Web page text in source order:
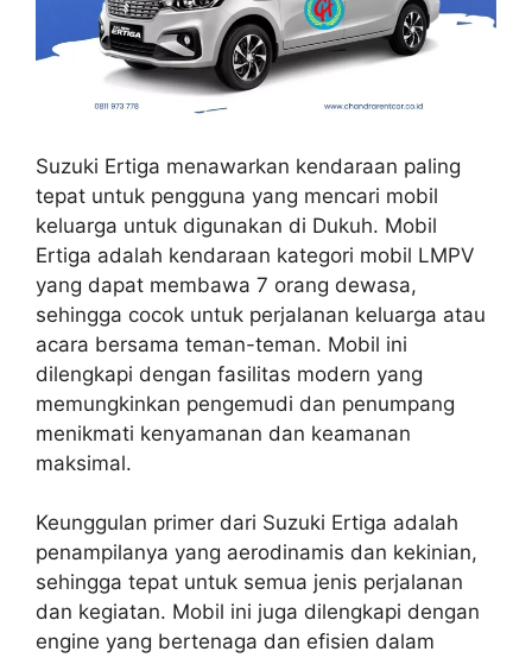
Suzuki Ertiga menawarkan kendaraan paling
tepat untuk pengguna yang mencari mobil
keluarga untuk digunakan di Dukuh. Mobil
Ertiga adalah kendaraan kategori mobil LMPV
yang dapat membawa 7 orang dewasa,
sehingga cocok untuk perjalanan keluarga atau
acara bersama teman-teman. Mobil ini
dilengkapi dengan fasilitas modern yang
memungkinkan pengemudi dan penumpang
menikmati kenyamanan dan keamanan
maksimal.
Keunggulan primer dari Suzuki Ertiga adalah
penampilanya yang aerodinamis dan kekinian,
sehingga tepat untuk semua jenis perjalanan
dan kegiatan. Mobil ini juga dilengkapi dengan
engine yang bertenaga dan efisien dalam